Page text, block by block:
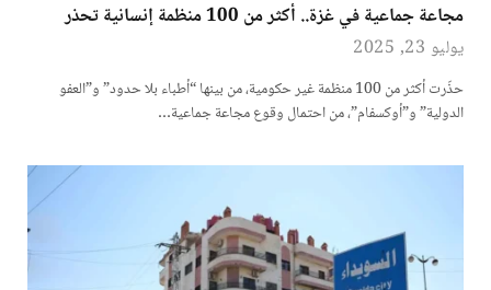
مجاعة جماعية في غزة.. أكثر من 100 منظمة إنسانية تحذر
يوليو 23, 2025
حذّرت أكثر من 100 منظمة غير حكومية، من بينها “أطباء بلا حدود” و”العفو
الدولية” و”أوكسفام”، من احتمال وقوع مجاعة جماعية…